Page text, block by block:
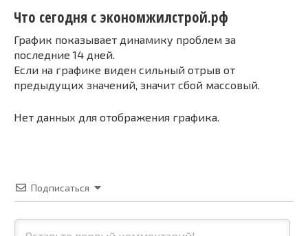
Что сегодня с экономжилстрой.рф
График показывает динамику проблем за
последние 14 дней.
Если на графике виден сильный отрыв от
предыдущих значений, значит сбой массовый.
Нет данных для отображения графика.
Подписаться